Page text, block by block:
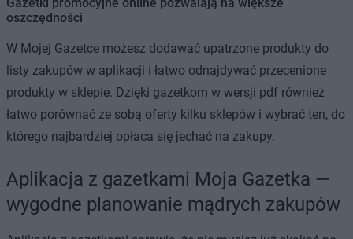
oszczędności
W Mojej Gazetce możesz dodawać upatrzone produkty do
listy zakupów w aplikacji i łatwo odnajdywać przecenione
produkty w sklepie. Dzięki gazetkom w wersji pdf również
łatwo porównać ze sobą oferty kilku sklepów i wybrać ten, do
którego najbardziej opłaca się jechać na zakupy.
Aplikacja z gazetkami Moja Gazetka —
wygodne planowanie mądrych zakupów